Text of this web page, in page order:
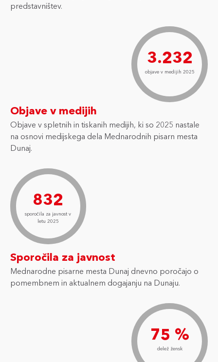
predstavništev.
3.232
objave v medijih 2025
Objave v medijih
Objave v spletnih in tiskanih medijih, ki so 2025 nastale
na osnovi medijskega dela Mednarodnih pisarn mesta
Dunaj.
832
sporočila za javnost v
letu 2025
Sporočila za javnost
Mednarodne pisarne mesta Dunaj dnevno poročajo o
pomembnem in aktualnem dogajanju na Dunaju.
75 %
delež žensk